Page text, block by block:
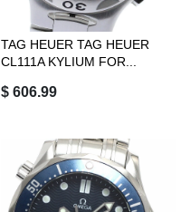
TAG HEUER TAG HEUER
CL111A KYLIUM FOR...
$ 606.99